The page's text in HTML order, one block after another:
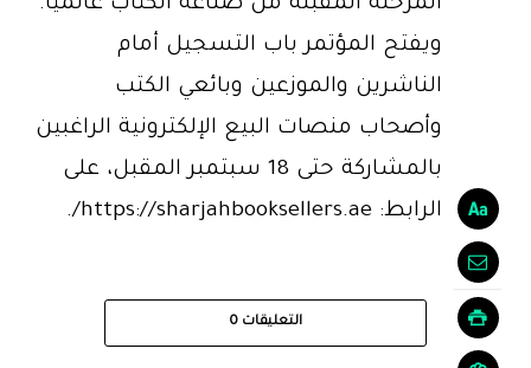
المرحلة المقبلة من صناعة الكتاب عالمياً.
ويفتح المؤتمر باب التسجيل أمام
الناشرين والموزعين وبائعي الكتب
وأصحاب منصات البيع الإلكترونية الراغبين
بالمشاركة حتى 18 سبتمبر المقبل، على
الرابط: https://sharjahbooksellers.ae/.
التعليقات 0